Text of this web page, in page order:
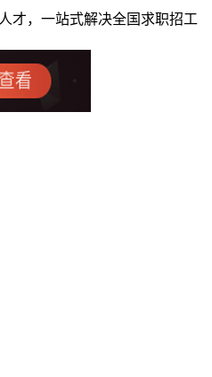
才，一站式解决全国求职招工